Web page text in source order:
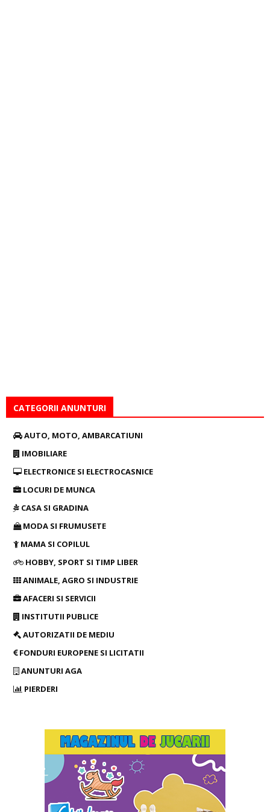
CATEGORII ANUNTURI
AUTO, MOTO, AMBARCATIUNI
IMOBILIARE
ELECTRONICE SI ELECTROCASNICE
LOCURI DE MUNCA
CASA SI GRADINA
MODA SI FRUMUSETE
MAMA SI COPILUL
HOBBY, SPORT SI TIMP LIBER
ANIMALE, AGRO SI INDUSTRIE
AFACERI SI SERVICII
INSTITUTII PUBLICE
AUTORIZATII DE MEDIU
FONDURI EUROPENE SI LICITATII
ANUNTURI AGA
PIERDERI